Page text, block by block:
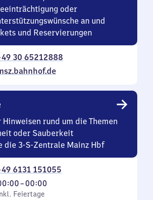
oder
an und
und Reservierungen
30 65212888
rund um die Themen
oder Sauberkeit
die 3-S-Zentrale Mainz Hbf
6131 151055
–00:00
Feiertage